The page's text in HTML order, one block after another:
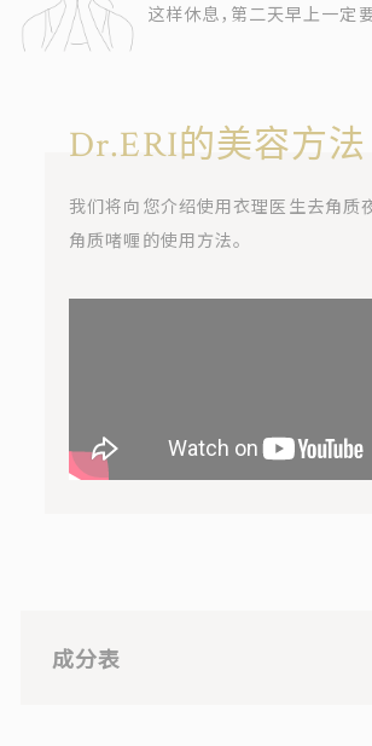
这样休息，第二天早上一定
Dr.ERI的美容方法
我们将向您介绍使用衣理医生去角质
角质啫喱的使用方法。
成分表